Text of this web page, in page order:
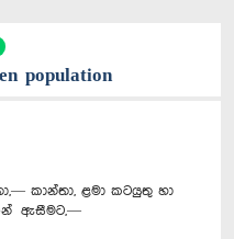
population
කාන්තා, ළමා කටයුතු හා
ඇසීමට,—